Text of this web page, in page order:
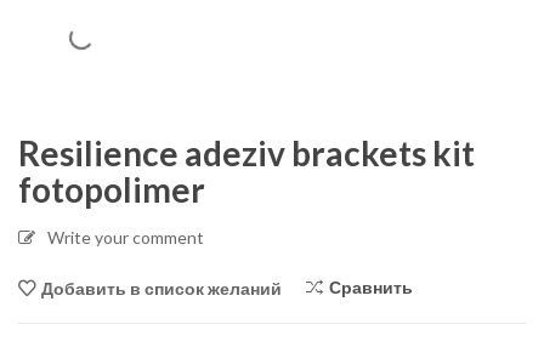
Resilience adeziv brackets kit
fotopolimer
Write your comment
Добавить в список желаний Сравнить